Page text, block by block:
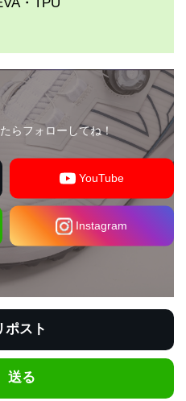
TPU
らフォローしてね！
YouTube
Instagram
ポスト
送る